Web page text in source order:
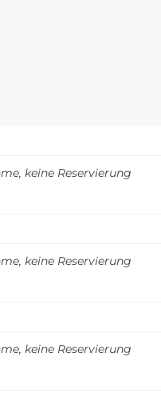
keine Reservierung
keine Reservierung
keine Reservierung